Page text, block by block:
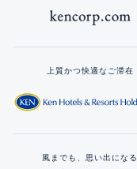
上質かつ快適なご滞在
風までも、思い出になる